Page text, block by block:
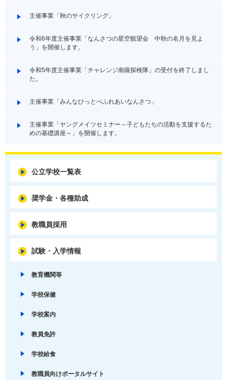
主催事業「秋のサイクリング」
令和6年度主催事業「なんさつの星空観望会 中秋の名月を見よ
う」を開催します。
令和5年度主催事業「チャレンジ南薩探検隊」の受付を終了しまし
た。
主催事業「みんなひっとべふれあいなんさつ」
主催事業「ヤングメイツセミナー～子どもたちの活動を支援するた
めの基礎講座～」を開催します。
公立学校一覧表
奨学金・各種助成
教職員採用
試験・入学情報
教育機関等
学校保健
学校案内
教員免許
学校給食
教職員向けポータルサイト